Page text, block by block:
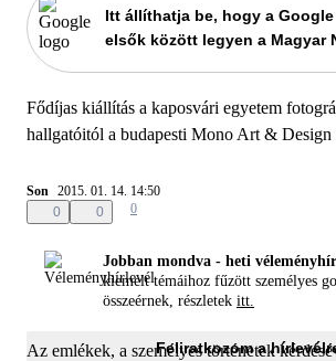
Itt állíthatja be, hogy a
elsők között legyen a Magyar
Fődíjas kiállítás a kaposvári egyetem
hallgatóitól a budapesti Mono Art & Design
Son 2015. 01. 14. 14:50
0
0 0
Jobban mondva - heti
kiemelt témáihoz fűzött személyes
összeérnek, részletek itt.
Feliratkozom a
Az emlékek, a személyes történetek